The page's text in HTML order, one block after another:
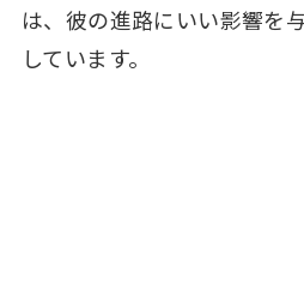
は、彼の進路にいい影響を
しています。